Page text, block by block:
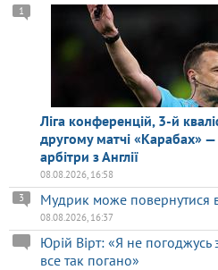
Ліга конференцій, 3-й
другому матчі «Карабах»
арбітри з Англії
1
08.08.2026, 16:58
Мудрик може повернутися
3
08.08.2026, 16:37
Юрій Вірт: «Я не
все так погано»